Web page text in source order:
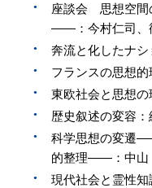
座談会 思想空間
——：今村仁司、
奔流と化したナ
フランスの思想
東欧社会と思想の
歴史叙述の変容
科学思想の変遷
的整理——：中
現代社会と霊性